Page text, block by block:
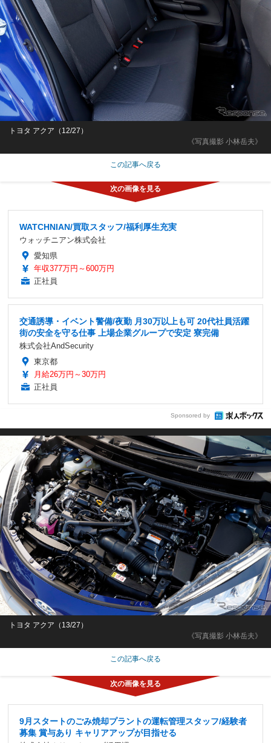
《写真撮影 小林岳夫》
トヨタ アクア（12/27）
この記事へ戻る
WATCHNIAN/買取スタッフ/福利厚生充実
ウォッチニアン株式会社
愛知県
年収377万円～600万円
正社員
交通誘導・イベント警備/夜勤 月30万以上も可 20代社員活躍
街の安全を守る仕事 上場企業グループで安定 寮完備
株式会社AndSecurity
東京都
月給26万円～30万円
正社員
Sponsored by
《写真撮影 小林岳夫》
トヨタ アクア（13/27）
この記事へ戻る
9月スタートのごみ焼却プラントの運転管理スタッフ/経験者
募集 賞与あり キャリアアップが目指せる